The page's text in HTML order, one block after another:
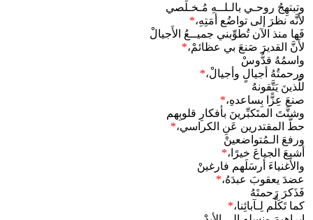
وتبتهِجُ روحـي بالـلــهِ مُـخـلِّصي
لأنَّه نظرَ إلى تواضُع أمَتِهِ،*
فَها منذ الآن تُطوِّبني جميــعُ الأَجيالْ
لأَنَّ القديرَ صَنعَ بي عظائمْ،*
واسمُهُ قدُّوسْ
ورحمتُهُ أجيالٍ وأجيالْ،*
للَّذينَ يَتَّقونهُ
صنعَ عِزًّا بِساعدهِ،*
وشتَّتَ المتَكبِّرينَ بأفكارِ قلوبِهم
حطَّ المقتدرين عَنِ الكراسي،*
ورفعَ الـمُتواضعينْ
أشبعَ الجياعَ خيرًا،*
والأَغنياءَ أرسَلَهم فارغينْ
عضدَ يعقوبَ عبدَهُ،*
فَذَكرَ رَحمتَهُ
كما تَكَلَّم لِـآبائِنا،*